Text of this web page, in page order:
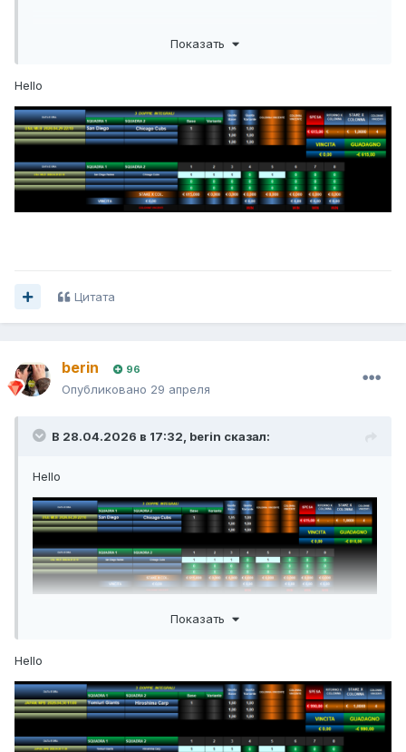
Показать
Hello
Цитата
berin 96
Опубликовано 29 апреля
В 28.04.2026 в 17:32, berin сказал:
Hello
Показать
Hello